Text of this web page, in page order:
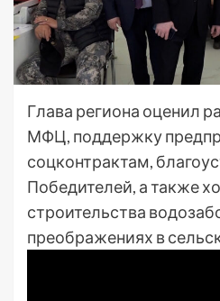
Глава региона оценил
МФЦ, поддержку
соцконтрактам,
Победителей, а также
строительства
преображениях в